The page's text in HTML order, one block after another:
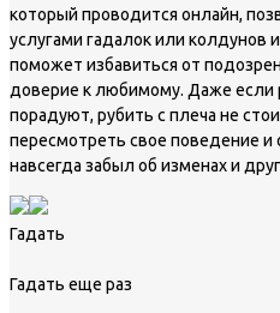
который проводится онлайн,
услугами гадалок или колдунов
поможет избавиться от
доверие к любимому. Даже если
порадуют, рубить с плеча не
пересмотреть свое поведение
навсегда забыл об изменах и
Гадать
Гадать еще раз